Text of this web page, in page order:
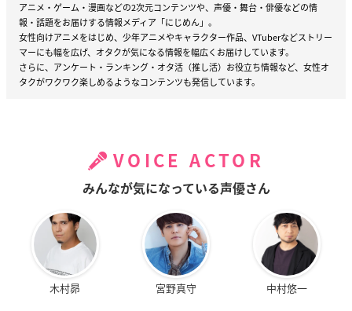
アニメ・ゲーム・漫画などの2次元コンテンツや、声優・舞台・俳優などの情
報・話題をお届けする情報メディア「にじめん」。
女性向けアニメをはじめ、少年アニメやキャラクター作品、VTuberなどストリー
マーにも幅を広げ、オタクが気になる情報を幅広くお届けしています。
さらに、アンケート・ランキング・オタ活（推し活）お役立ち情報など、女性オ
タクがワクワク楽しめるようなコンテンツも発信しています。
VOICE ACTOR
みんなが気になっている声優さん
木村昴 宮野真守 中村悠一